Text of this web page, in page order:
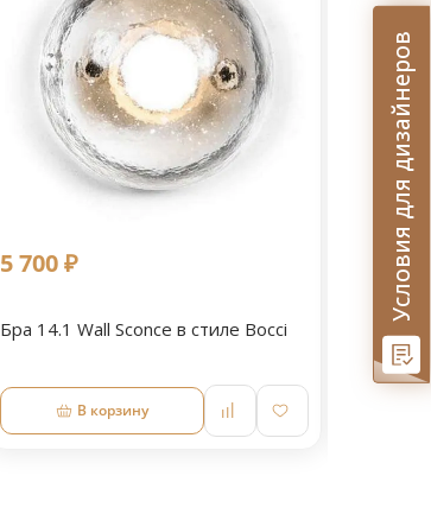
5 700 ₽
Бра 14.1 Wall Sconce в стиле Bocci
В корзину
11 090
Условия для дизайнеров